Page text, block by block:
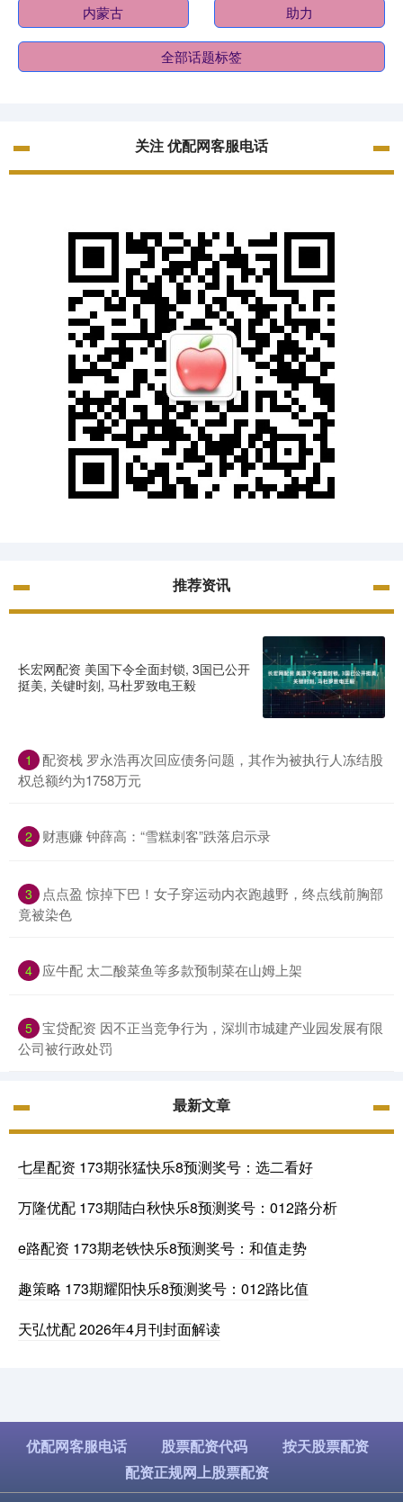
内蒙古 助力
全部话题标签
关注 优配网客服电话
推荐资讯
长宏网配资 美国下令全面封锁, 3国已公开
挺美, 关键时刻, 马杜罗致电王毅
1
配资栈 罗永浩再次回应债务问题，其作为被执行人冻结股
权总额约为1758万元
2 财惠赚 钟薛高：“雪糕刺客”跌落启示录
3
点点盈 惊掉下巴！女子穿运动内衣跑越野，终点线前胸部
竟被染色
4 应牛配 太二酸菜鱼等多款预制菜在山姆上架
5 宝贷配资 因不正当竞争行为，深圳市城建产业园发展有限
公司被行政处罚
最新文章
七星配资 173期张猛快乐8预测奖号：选二看好
万隆优配 173期陆白秋快乐8预测奖号：012路分析
e路配资 173期老铁快乐8预测奖号：和值走势
趣策略 173期耀阳快乐8预测奖号：012路比值
天弘忧配 2026年4月刊封面解读
优配网客服电话 股票配资代码
按天股票配资
配资正规网上股票配资